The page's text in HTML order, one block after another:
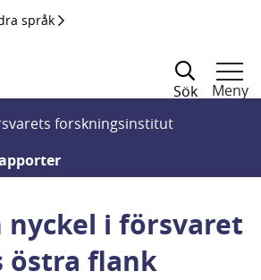
språk
Sök
Meny
forskningsinstitut
nyckel i försvaret
östra flank